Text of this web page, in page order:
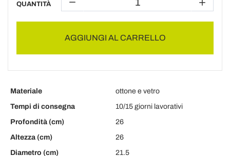
QUANTITÀ
AGGIUNGI AL CARRELLO
Materiale
ottone e vetro
Tempi di consegna
10/15 giorni lavorativi
Profondità (cm)
26
Altezza (cm)
26
Diametro (cm)
21.5